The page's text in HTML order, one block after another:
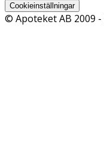
Cookieinställningar
© Apoteket AB 2009 -